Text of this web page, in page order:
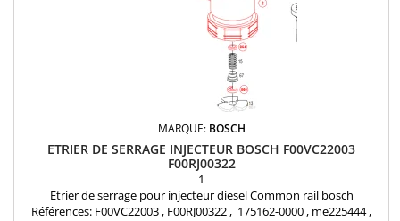
MARQUE: BOSCH
ETRIER DE SERRAGE INJECTEUR BOSCH F00VC22003
F00RJ00322
1
Etrier de serrage pour injecteur diesel Common rail bosch
Références: F00VC22003 , F00RJ00322 , 175162-0000 , me225444 ,